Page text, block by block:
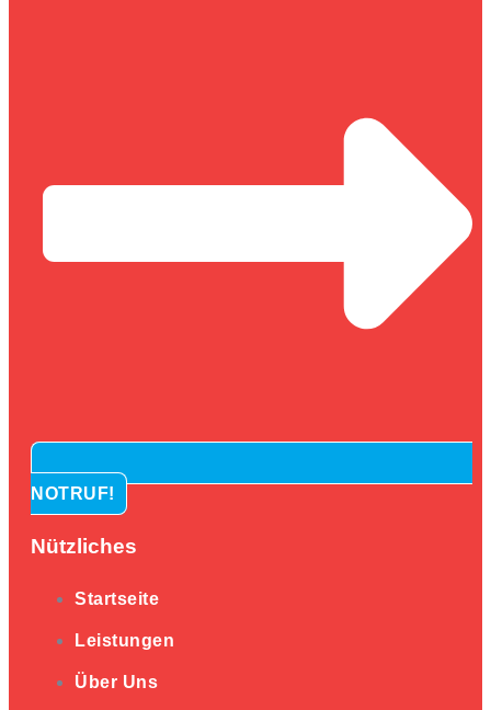
NOTRUF!
Nützliches
Startseite
Leistungen
Über Uns